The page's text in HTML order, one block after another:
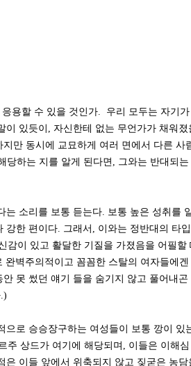
용할 수 있을 것인가. 우리 모두는 자기
있듯이, 자신한테 없는 무언가가 채워졌
만 동시에 교묘하게 여러 면에서 다른 사
하는 지를 알게 된다면, 그와는 반대되는
소리를 보통 듣는다. 보통 높은 성취를
한 편이다. 그래서, 이와는 정반대의 타
감이 있고 활달한 기질을 가졌음을 어필
벽주의적이고 꼼꼼한 스탈의 여자들에
못 썼던 얘기 들을 숨기지 않고 풀어내
로 승승장구하는 여성들이 보통 깡이 있
주 상드가 여기에 해당되며, 이들은 이해
이들 앞에서 위축되지 않고 짖굳은 농